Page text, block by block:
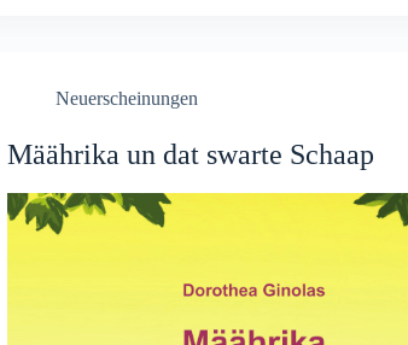
Neuerscheinungen
Mäährika un dat swarte Schaap